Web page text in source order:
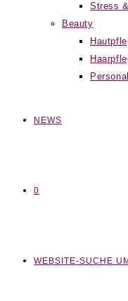
Stress
Beauty
NEWS
0
WEBSITE-SUCHE